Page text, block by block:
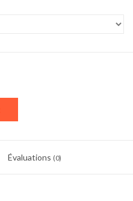
Évaluations (0)